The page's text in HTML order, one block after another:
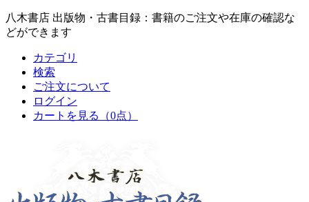
八木書店 出版物・古書目録：書籍のご注文や在庫の確認な
どができます
カテゴリ
検索
ご注文について
ログイン
カートを見る
（0点）